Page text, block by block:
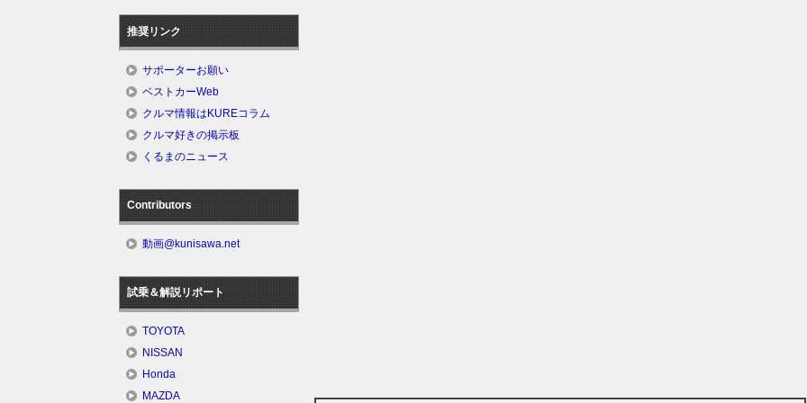
推奨リンク
サポーターお願い
ベストカーWeb
クルマ情報はKUREコラム
クルマ好きの掲示板
くるまのニュース
Contributors
動画@kunisawa.net
試乗＆解説リポート
TOYOTA
NISSAN
Honda
MAZDA